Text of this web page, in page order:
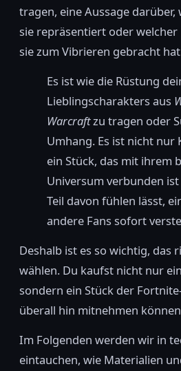
tragen, eine Aussage
sie repräsentiert oder welcher
sie zum Vibrieren gebracht
Es ist wie die Rüstung
Lieblingscharakters aus
Warcraftzu tragen oder
Umhang. Es ist nicht nur
ein Stück, das mit ihrem
Universum verbunden
Teil davon fühlen lässt,
andere Fans sofort
Deshalb ist es so wichtig, das
wählen. Du kaufst nicht nur
sondern ein Stück der
überall hin mitnehmen
Im Folgenden werden wir in
eintauchen, wie Materialien